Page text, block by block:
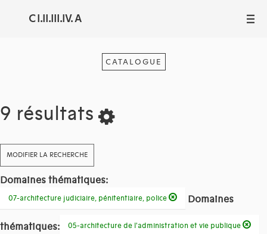
C I.II.III.IV. A III
CATALOGUE
9 résultats
MODIFIER LA RECHERCHE
Domaines thématiques:
07-architecture judiciaire, pénitentiaire, police Domaines
thématiques: 05-architecture de l'administration et vie publique